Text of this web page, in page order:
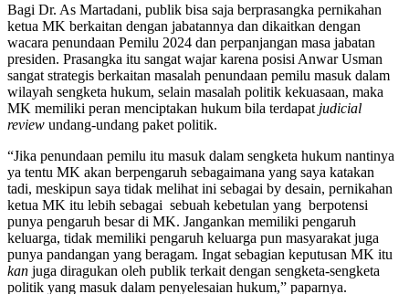
Bagi Dr. As Martadani, publik bisa saja berprasangka pernikahan
ketua MK berkaitan dengan jabatannya dan dikaitkan dengan
wacara penundaan Pemilu 2024 dan perpanjangan masa jabatan
presiden. Prasangka itu sangat wajar karena posisi Anwar Usman
sangat strategis berkaitan masalah penundaan pemilu masuk dalam
wilayah sengketa hukum, selain masalah politik kekuasaan, maka
MK memiliki peran menciptakan hukum bila terdapat judicial
review undang-undang paket politik.
“Jika penundaan pemilu itu masuk dalam sengketa hukum nantinya
ya tentu MK akan berpengaruh sebagaimana yang saya katakan
tadi, meskipun saya tidak melihat ini sebagai by desain, pernikahan
ketua MK itu lebih sebagai sebuah kebetulan yang berpotensi
punya pengaruh besar di MK. Jangankan memiliki pengaruh
keluarga, tidak memiliki pengaruh keluarga pun masyarakat juga
punya pandangan yang beragam. Ingat sebagian keputusan MK itu
kan juga diragukan oleh publik terkait dengan sengketa-sengketa
politik yang masuk dalam penyelesaian hukum,” paparnya.